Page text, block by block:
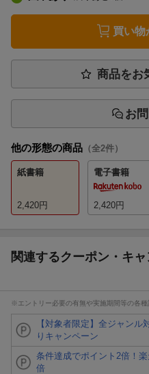
買い物
商品をお
お
他の形態の商品 （全2件）
紙書籍
2,420円
電子書籍
2,420円
関連するクーポン・キ
※エントリー必要の有無や実施期間等の各種
【対象者限定】全ジャン
りキャンペーン
条件達成でポイント2倍！
倍